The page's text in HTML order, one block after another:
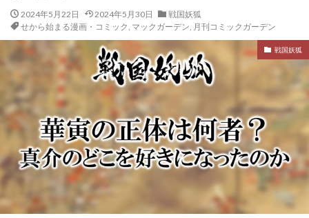
2024年5月22日 2024年5月30日
戦国妖狐
せから始まる漫画・コミック, マックガーデン, 月刊コミックガーデン
戦国妖狐